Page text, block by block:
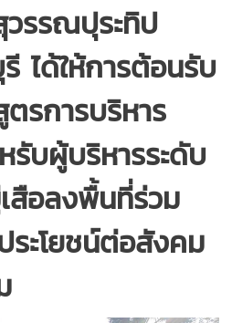
รรณปุระทิป
ได้ให้การต้อนรับ
รการบริหาร
รับผู้บริหารระดับ
สือลงพื้นที่ร่วม
ระโยชน์ต่อสังคม